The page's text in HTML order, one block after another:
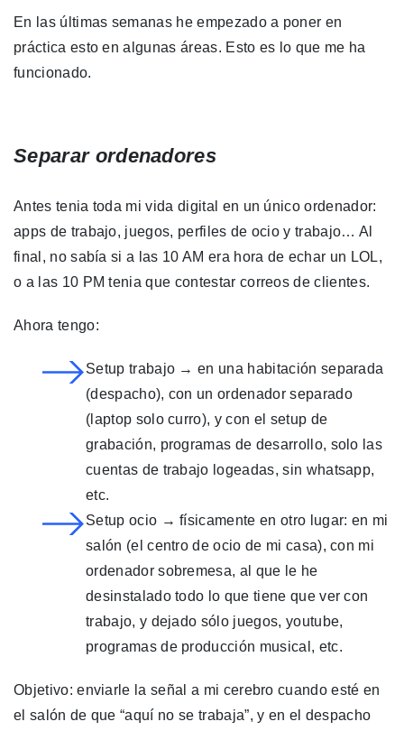
En las últimas semanas he empezado a poner en
práctica esto en algunas áreas. Esto es lo que me ha
funcionado.
Separar ordenadores
Antes tenia toda mi vida digital en un único ordenador:
apps de trabajo, juegos, perfiles de ocio y trabajo… Al
final, no sabía si a las 10 AM era hora de echar un LOL,
o a las 10 PM tenia que contestar correos de clientes.
Ahora tengo:
Setup trabajo → en una habitación separada
(despacho), con un ordenador separado
(laptop solo curro), y con el setup de
grabación, programas de desarrollo, solo las
cuentas de trabajo logeadas, sin whatsapp,
etc.
Setup ocio → físicamente en otro lugar: en mi
salón (el centro de ocio de mi casa), con mi
ordenador sobremesa, al que le he
desinstalado todo lo que tiene que ver con
trabajo, y dejado sólo juegos, youtube,
programas de producción musical, etc.
Objetivo: enviarle la señal a mi cerebro cuando esté en
el salón de que “aquí no se trabaja”, y en el despacho